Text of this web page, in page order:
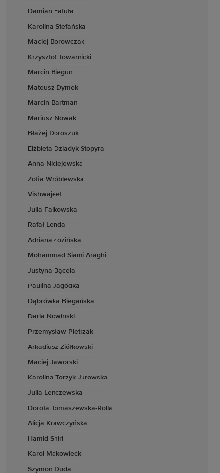
Damian Fafuła
Karolina Stefańska
Maciej Borowczak
Krzysztof Towarnicki
Marcin Biegun
Mateusz Dymek
Marcin Bartman
Mariusz Nowak
Błażej Doroszuk
Elżbieta Dziadyk-Stopyra
Anna Niciejewska
Zofia Wróblewska
Vishwajeet
Julia Falkowska
Rafał Lenda
Adriana Łozińska
Mohammad Siami Araghi
Justyna Bącela
Paulina Jagódka
Dąbrówka Biegańska
Daria Nowinski
Przemysław Pietrzak
Arkadiusz Ziółkowski
Maciej Jaworski
Karolina Torzyk-Jurowska
Julia Lenczewska
Dorota Tomaszewska-Rolla
Alicja Krawczyńska
Hamid Shiri
Karol Makowiecki
Szymon Duda